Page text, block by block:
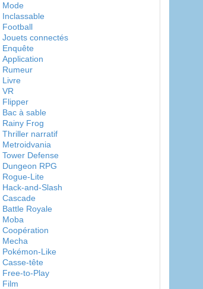
Mode
Inclassable
Football
Jouets connectés
Enquête
Application
Rumeur
Livre
VR
Flipper
Bac à sable
Rainy Frog
Thriller narratif
Metroidvania
Tower Defense
Dungeon RPG
Rogue-Lite
Hack-and-Slash
Cascade
Battle Royale
Moba
Coopération
Mecha
Pokémon-Like
Casse-tête
Free-to-Play
Film